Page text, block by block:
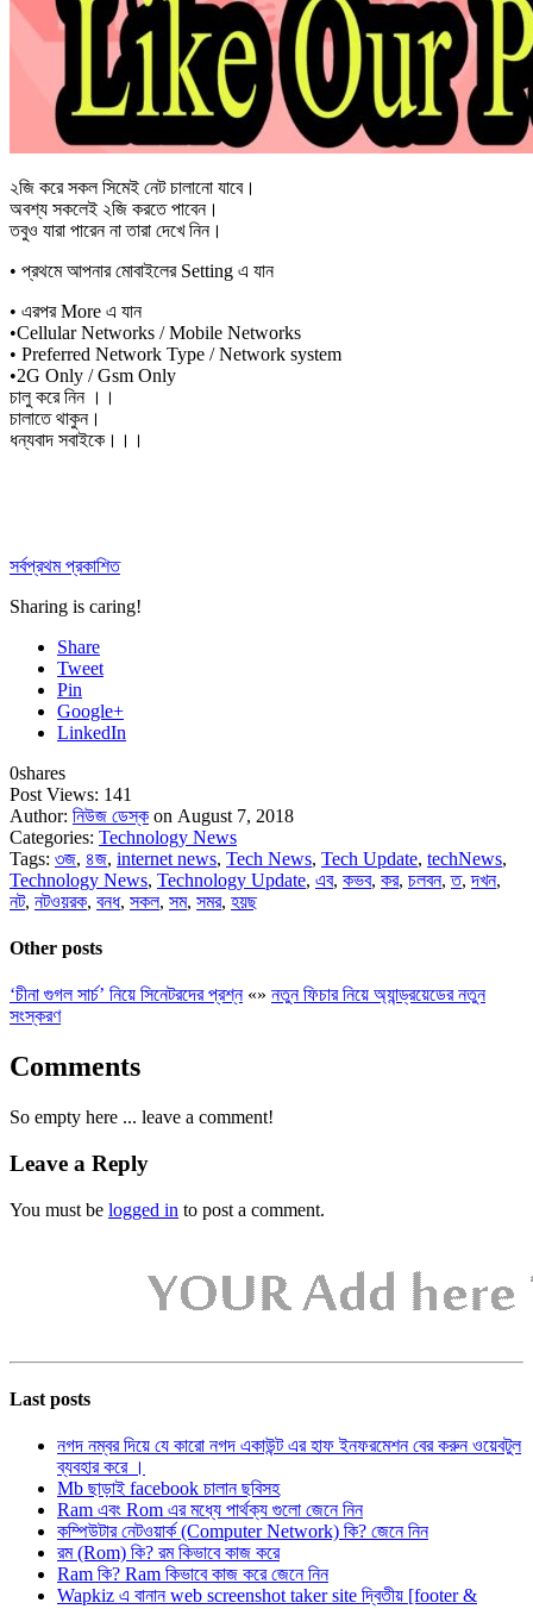
২জি করে সকল সিমেই নেট চালানো যাবে।
অবশ্য সকলেই ২জি করতে পাবেন।
তবুও যারা পারেন না তারা দেখে নিন।
• প্রথমে আপনার মোবাইলের Setting এ যান
• এরপর More এ যান
•Cellular Networks / Mobile Networks
• Preferred Network Type / Network system
•2G Only / Gsm Only
চালু করে নিন ।।
চালাতে থাকুন।
ধন্যবাদ সবাইকে।।।
সর্বপ্রথম প্রকাশিত
Sharing is caring!
Share
Tweet
Pin
Google+
LinkedIn
0shares
Post Views: 141
Author: নিউজ ডেস্ক on August 7, 2018
Categories: Technology News
Tags: ৩জ, ৪জ, internet news, Tech News, Tech Update, techNews,
Technology News, Technology Update, এব, কভব, কর, চলবন,ত,দখন,
নট, নটওয়রক, বনধ, সকল, সম, সমর, হয়ছ
Other posts
‘চীনা গুগল সার্চ’ নিয়ে সিনেটরদের প্রশ্ন«» নতুন ফিচার নিয়ে অ্যান্ড্রয়েডের নতুন
সংস্করণ
Comments
So empty here ... leave a comment!
Leave a Reply
You must be logged in to post a comment.
Last posts
নগদ নম্বর দিয়ে যে কারো নগদ একাউন্ট এর হাফ ইনফরমেশন বের করুন ওয়েবটুল
ব্যবহার করে ।
Mb ছাড়াই facebook চালান ছবিসহ
Ram এবং Rom এর মধ্যে পার্থক্য গুলো জেনে নিন
কম্পিউটার নেটওয়ার্ক (Computer Network) কি? জেনে নিন
রম (Rom) কি? রম কিভাবে কাজ করে
Ram কি? Ram কিভাবে কাজ করে জেনে নিন
Wapkiz এ বানান web screenshot taker site দ্বিতীয় [footer &